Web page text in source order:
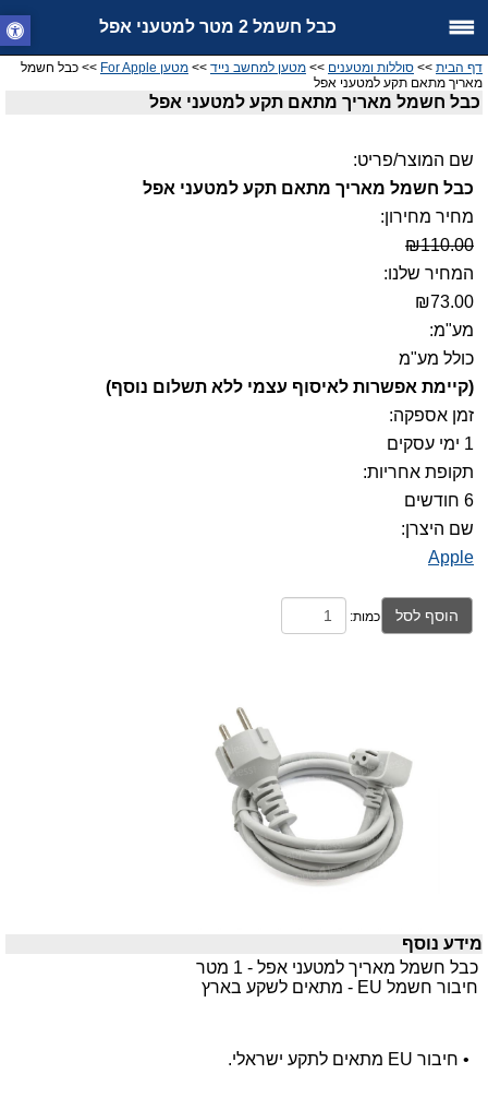
כבל חשמל 2 מטר למטעני אפל
דף הבית >> סוללות ומטענים >> מטען למחשב נייד >> מטען For Apple
>> כבל חשמל
מאריך מתאם תקע למטעני אפל
כבל חשמל מאריך מתאם תקע למטעני אפל
שם המוצר/פריט:
כבל חשמל מאריך מתאם תקע למטעני אפל
מחיר מחירון:
₪110.00
המחיר שלנו:
₪73.00
מע"מ:
כולל מע"מ
(קיימת אפשרות לאיסוף עצמי ללא תשלום נוסף)
זמן אספקה:
1 ימי עסקים
תקופת אחריות:
6 חודשים
שם היצרן:
Apple
הוסף לסל כמות:
מידע נוסף
כבל חשמל מאריך למטעני אפל - 1 מטר
חיבור חשמל EU - מתאים לשקע בארץ
• חיבור EU מתאים לתקע ישראלי.